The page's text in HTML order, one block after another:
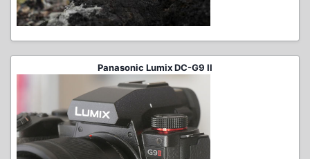
Panasonic Lumix DC-G9 II